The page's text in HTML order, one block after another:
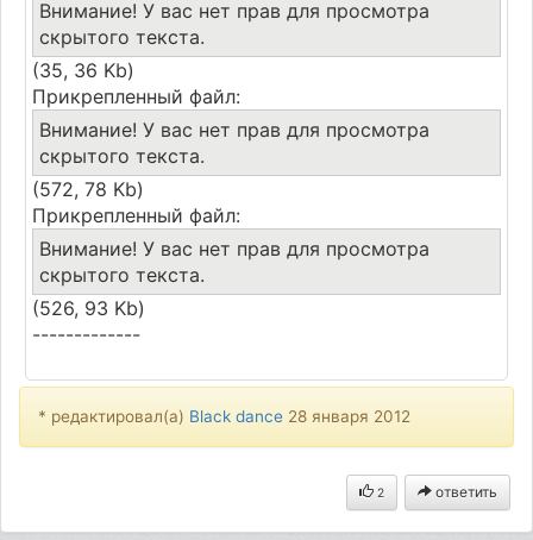
Внимание! У вас нет прав для просмотра
скрытого текста.
(35, 36 Kb)
Прикрепленный файл:
Внимание! У вас нет прав для просмотра
скрытого текста.
(572, 78 Kb)
Прикрепленный файл:
Внимание! У вас нет прав для просмотра
скрытого текста.
(526, 93 Kb)
-------------
* редактировал(а) Black dance 28 января 2012
2 ответить